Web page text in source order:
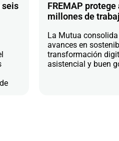
seis
FREMAP protege
millones de
La Mutua
avances en
transformación
asistencial y buen